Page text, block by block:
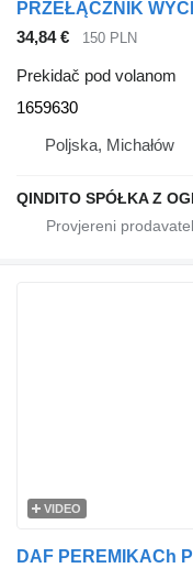
34,84 € 150 PLN
Prekidač pod volanom
1659630
Poljska, Michałów
VIDEO